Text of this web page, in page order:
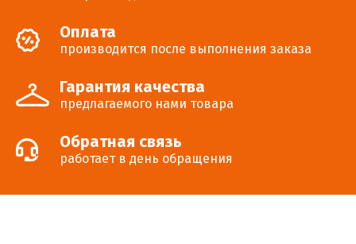
Оплата
производится после выполнения заказа
Гарантия качества
предлагаемого нами товара
Обратная связь
работает в день обращения